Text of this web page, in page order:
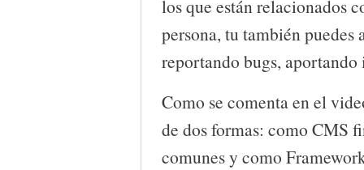
los que están relacionados
persona, tu también puedes
reportando bugs, aportando
Como se comenta en el
de dos formas: como CMS
comunes y como